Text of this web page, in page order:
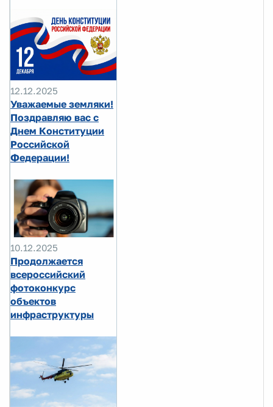
12.12.2025
Уважаемые земляки!
Поздравляю вас с
Днем Конституции
Российской
Федерации!
10.12.2025
Продолжается
всероссийский
фотоконкурс
объектов
инфраструктуры